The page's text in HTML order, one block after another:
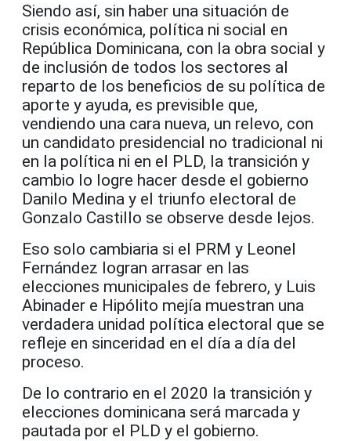
Siendo así, sin haber una situación de
crisis económica, política ni social en
República Dominicana, con la obra social y
de inclusión de todos los sectores al
reparto de los beneficios de su política de
aporte y ayuda, es previsible que,
vendiendo una cara nueva, un relevo, con
un candidato presidencial no tradicional ni
en la política ni en el PLD, la transición y
cambio lo logre hacer desde el gobierno
Danilo Medina y el triunfo electoral de
Gonzalo Castillo se observe desde lejos.
Eso solo cambiaria si el PRM y Leonel
Fernández logran arrasar en las
elecciones municipales de febrero, y Luis
Abinader e Hipólito mejía muestran una
verdadera unidad política electoral que se
refleje en sinceridad en el día a día del
proceso.
De lo contrario en el 2020 la transición y
elecciones dominicana será marcada y
pautada por el PLD y el gobierno.